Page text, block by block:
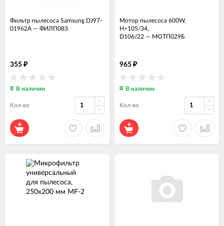
Фильтр пылесоса Samsung DJ97-
01962A — ФИЛП083
355 ₽
В наличии
Кол-во
Мотор пылесоса 600W,
H=105/34,
D106/22 — МОТП029Б
965 ₽
В наличии
Кол-во